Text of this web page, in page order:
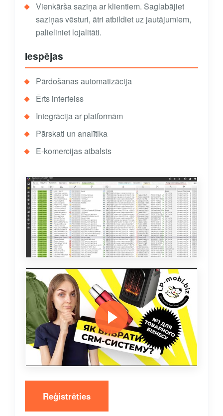
Vienkārša saziņa ar klientiem. Saglabājiet
saziņas vēsturi, ātri atbildiet uz jautājumiem,
palieliniet lojalitāti.
Iespējas
Pārdošanas automatizācija
Ērts interfeiss
Integrācija ar platformām
Pārskati un analītika
E-komercijas atbalsts
Reģistrēties